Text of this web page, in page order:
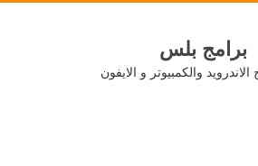
برامج بلس
والكمبيوتر و الايفون